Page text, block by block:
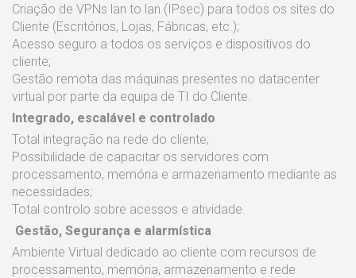
Criação de VPNs lan to lan (IPsec) para todos os sites do
Cliente (Escritórios, Lojas, Fábricas, etc.);
Acesso seguro a todos os serviços e dispositivos do
cliente;
Gestão remota das máquinas presentes no datacenter
virtual por parte da equipa de TI do Cliente.
Integrado, escalável e controlado
Total integração na rede do cliente;
Possibilidade de capacitar os servidores com
processamento, memória e armazenamento mediante as
necessidades;
Total controlo sobre acessos e atividade.
Gestão, Segurança e alarmística
Ambiente Virtual dedicado ao cliente com recursos de
processamento, memória, armazenamento e rede